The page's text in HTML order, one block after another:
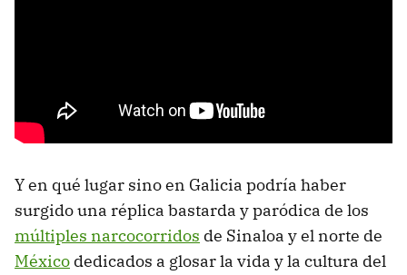
Y en qué lugar sino en Galicia podría haber
surgido una réplica bastarda y paródica de los
múltiples narcocorridos de Sinaloa y el norte de
México dedicados a glosar la vida y la cultura del